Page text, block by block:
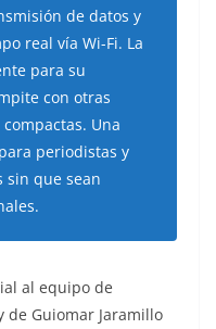
de datos y
real vía Wi-Fi. La
para su
con otras
Una
periodistas y
sin que sean
al equipo de
de Guiomar Jaramillo